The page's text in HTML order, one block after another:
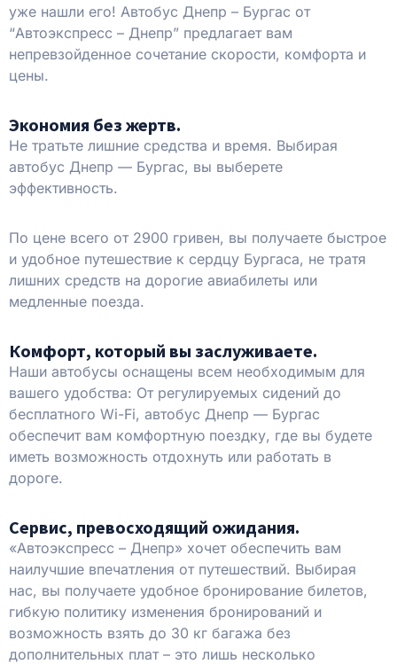
уже нашли его! Автобус Днепр – Бургас от
“Автоэкспресс – Днепр” предлагает вам
непревзойденное сочетание скорости, комфорта и
цены.
Экономия без жертв.
Не тратьте лишние средства и время. Выбирая
автобус Днепр — Бургас, вы выберете
эффективность.
По цене всего от 2900 гривен, вы получаете быстрое
и удобное путешествие к сердцу Бургаса, не тратя
лишних средств на дорогие авиабилеты или
медленные поезда.
Комфорт, который вы заслуживаете.
Наши автобусы оснащены всем необходимым для
вашего удобства: От регулируемых сидений до
бесплатного Wi-Fi, автобус Днепр — Бургас
обеспечит вам комфортную поездку, где вы будете
иметь возможность отдохнуть или работать в
дороге.
Сервис, превосходящий ожидания.
«Автоэкспресс – Днепр» хочет обеспечить вам
наилучшие впечатления от путешествий. Выбирая
нас, вы получаете удобное бронирование билетов,
гибкую политику изменения бронирований и
возможность взять до 30 кг багажа без
дополнительных плат – это лишь несколько